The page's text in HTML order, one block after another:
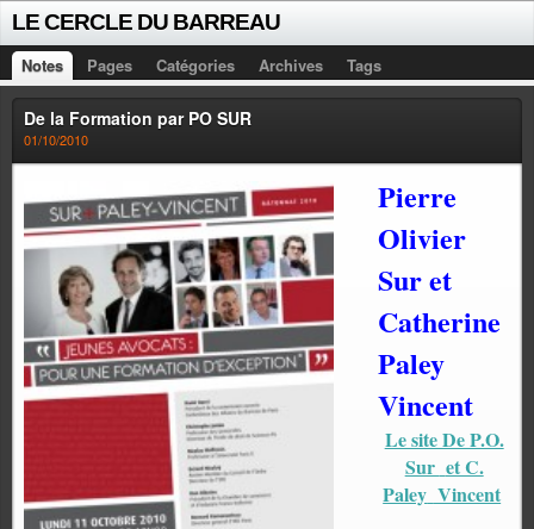
LE CERCLE DU BARREAU
Notes Pages Catégories Archives Tags
De la Formation par PO SUR
01/10/2010
Pierre
Olivier
Sur et
Catherine
Paley
Vincent
Le site De P.O.
Sur et C.
Paley Vincent